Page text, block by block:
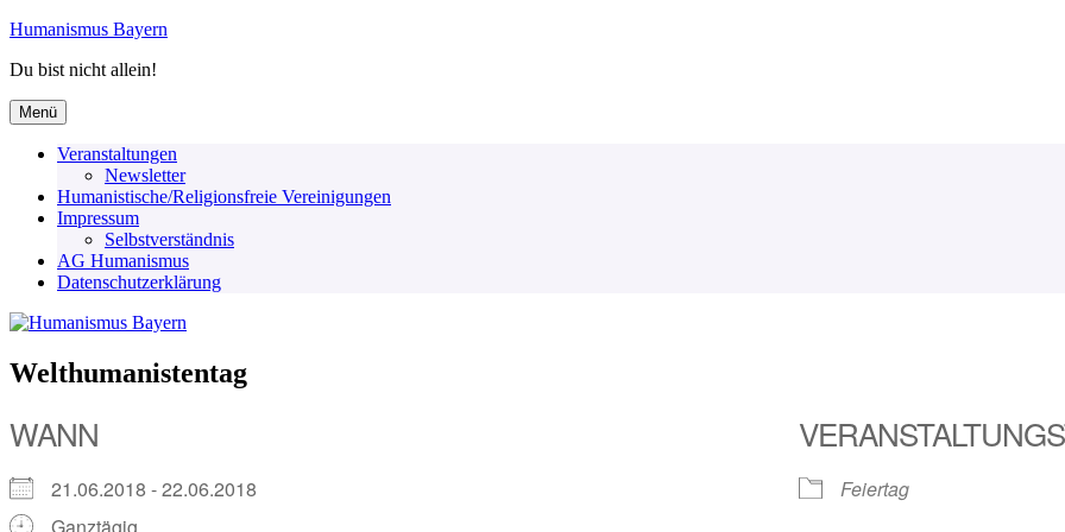
Zum
springen
Humanismus Bayern
Du bist nicht allein!
Menü
Veranstaltungen
Newsletter
Humanistische/Religionsfreie Vereinigungen
Impressum
Selbstverständnis
AG Humanismus
Datenschutzerklärung
Welthumanistentag
WANN
21.06.2018 - 22.06.2018
Ganztägig
Feiertag